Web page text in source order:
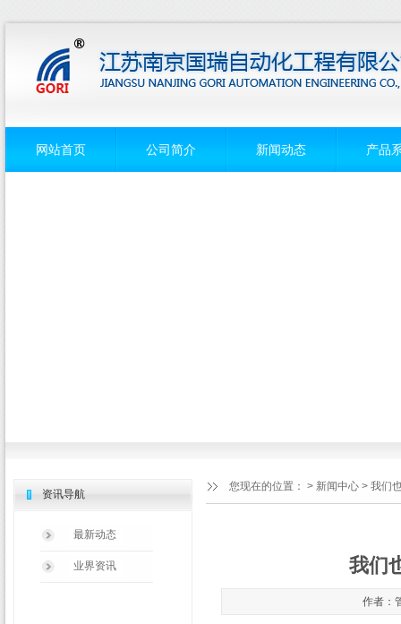
网站首页 公司简介 新闻动态 产品
您现在的位置： > 新闻中心 > 我们
资讯导航
最新动态
业界资讯 我们
作者：